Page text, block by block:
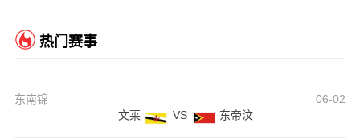
热门赛事
东南锦
06-02
文莱
VS 东帝汶